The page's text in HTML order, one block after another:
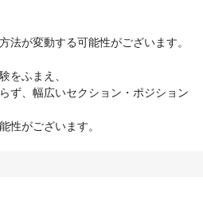
法が変動する可能性がございます。
をふまえ、
ず、幅広いセクション・ポジション
性がございます。